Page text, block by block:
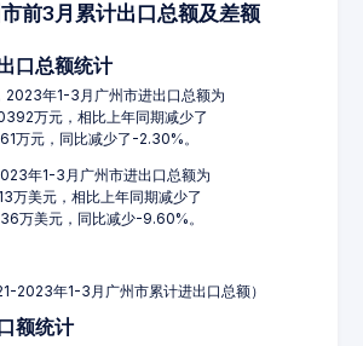
前3月累计出口总额及差额
口总额统计
2023年1-3月广州市进出口总额为
万元，相比上年同期减少了
万元，同比减少了-2.30%。
年1-3月广州市进出口总额为
万美元，相比上年同期减少了
万美元，同比减少-9.60%。
2023年1-3月广州市累计进出口总额）
额统计